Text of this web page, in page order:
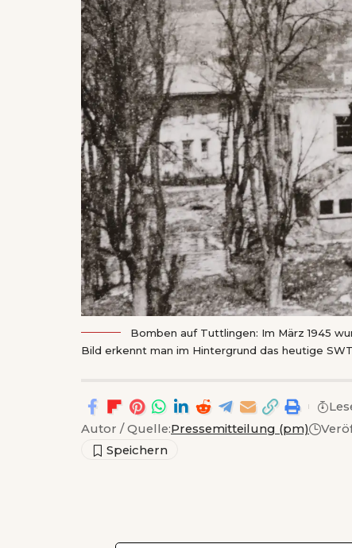
Bomben auf Tuttlingen: Im März 1945
Bild erkennt man im Hintergrund das heutige
Autor / Quelle:Pressemitteilung (pm)